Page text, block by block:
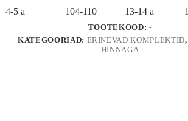
4-5 a 104-110 13-14 a
TOOTEKOOD: -
KATEGOORIAD: ERINEVAD KOMPLEKTID
HINNAGA